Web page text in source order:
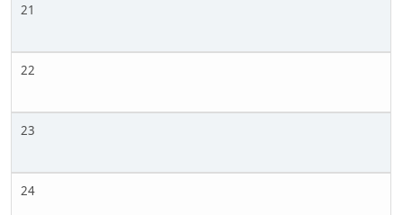
21
22
23
24